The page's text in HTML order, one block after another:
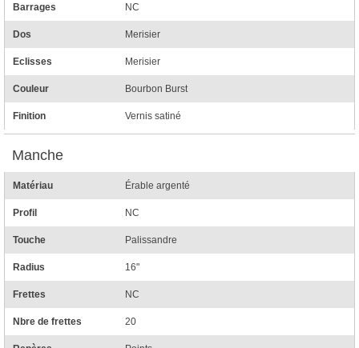
Barrages NC
Dos Merisier
Eclisses Merisier
Couleur Bourbon Burst
Finition Vernis satiné
Manche
Matériau Érable argenté
Profil NC
Touche Palissandre
Radius 16"
Frettes NC
Nbre de frettes 20